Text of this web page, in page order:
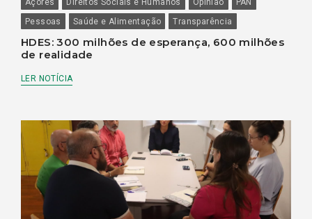
Açores Direitos Sociais e Humanos Opinião
PAN
Pessoas
Saúde e Alimentação Transparência
HDES: 300 milhões de esperança, 600 milhões
de realidade
LER NOTÍCIA